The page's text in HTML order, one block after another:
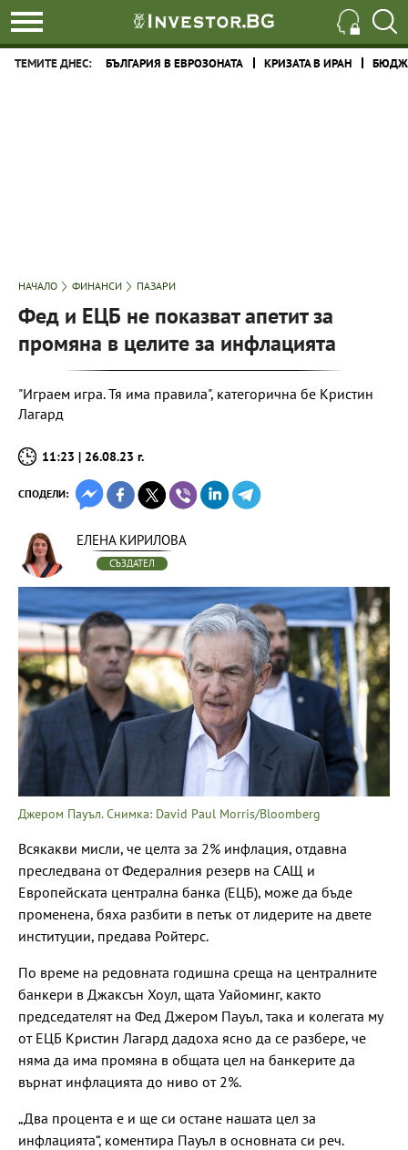
ТЕМИТЕ ДНЕС: БЪЛГАРИЯ В ЕВРОЗОНАТА КРИЗАТА В ИРАН
НАЧАЛО ФИНАНСИ ПАЗАРИ
Фед и ЕЦБ не показват апетит за
промяна в целите за инфлацията
"Играем игра. Тя има правила", категорична бе Кристин
Лагард
11:23 | 26.08.23 г.
СПОДЕЛИ:
ЕЛЕНА КИРИЛОВА
СЪЗДАТЕЛ
Джером Пауъл. Снимка: David Paul Morris/Bloomberg
Всякакви мисли, че целта за 2% инфлация, отдавна
преследвана от Федералния резерв на САЩ и
Европейската централна банка (ЕЦБ), може да бъде
променена, бяха разбити в петък от лидерите на двете
институции, предава Ройтерс.
По време на редовната годишна среща на централните
банкери в Джаксън Хоул, щата Уайоминг, както
председателят на Фед Джером Пауъл, така и колегата му
от ЕЦБ Кристин Лагард дадоха ясно да се разбере, че
няма да има промяна в общата цел на банкерите да
върнат инфлацията до ниво от 2%.
„Два процента е и ще си остане нашата цел за
инфлацията“, коментира Пауъл в основната си реч.